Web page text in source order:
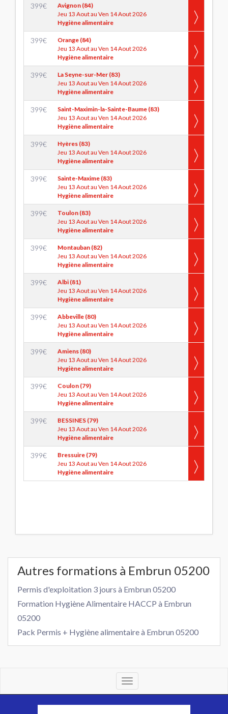
399€
Avignon (84)
Jeu 13 Aout au Ven 14 Aout 2026
Hygiène alimentaire
399€
Orange (84)
Jeu 13 Aout au Ven 14 Aout 2026
Hygiène alimentaire
399€
La Seyne-sur-Mer (83)
Jeu 13 Aout au Ven 14 Aout 2026
Hygiène alimentaire
399€
Saint-Maximin-la-Sainte-Baume (83)
Jeu 13 Aout au Ven 14 Aout 2026
Hygiène alimentaire
399€
Hyères (83)
Jeu 13 Aout au Ven 14 Aout 2026
Hygiène alimentaire
399€
Sainte-Maxime (83)
Jeu 13 Aout au Ven 14 Aout 2026
Hygiène alimentaire
399€
Toulon (83)
Jeu 13 Aout au Ven 14 Aout 2026
Hygiène alimentaire
399€
Montauban (82)
Jeu 13 Aout au Ven 14 Aout 2026
Hygiène alimentaire
399€
Albi (81)
Jeu 13 Aout au Ven 14 Aout 2026
Hygiène alimentaire
399€
Abbeville (80)
Jeu 13 Aout au Ven 14 Aout 2026
Hygiène alimentaire
399€
Amiens (80)
Jeu 13 Aout au Ven 14 Aout 2026
Hygiène alimentaire
399€
Coulon (79)
Jeu 13 Aout au Ven 14 Aout 2026
Hygiène alimentaire
399€
BESSINES (79)
Jeu 13 Aout au Ven 14 Aout 2026
Hygiène alimentaire
399€
Bressuire (79)
Jeu 13 Aout au Ven 14 Aout 2026
Hygiène alimentaire
Autres formations à Embrun 05200
Permis d'exploitation 3 jours à Embrun 05200
Formation Hygiène Alimentaire HACCP à Embrun
05200
Pack Permis + Hygiène alimentaire à Embrun 05200
Toggle
navigation